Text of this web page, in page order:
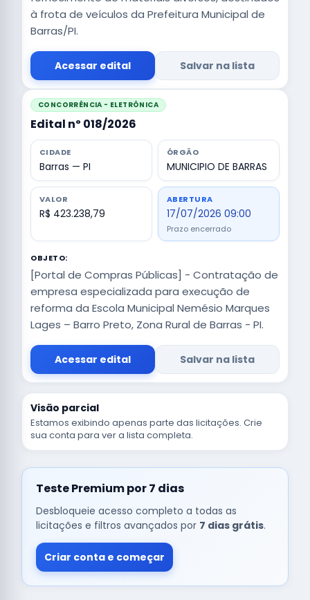
à frota de veículos da Prefeitura Municipal de
Barras/PI.
Acessar edital Salvar na lista
CONCORRÊNCIA - ELETRÔNICA
Edital nº 018/2026
CIDADE
Barras — PI
ÓRGÃO
MUNICIPIO DE BARRAS
VALOR
R$ 423.238,79
ABERTURA
17/07/2026 09:00
Prazo encerrado
OBJETO:
[Portal de Compras Públicas] - Contratação de
empresa especializada para execução de
reforma da Escola Municipal Nemésio Marques
Lages – Barro Preto, Zona Rural de Barras - PI.
Acessar edital Salvar na lista
Visão parcial
Estamos exibindo apenas parte das licitações. Crie
sua conta para ver a lista completa.
Teste Premium por 7 dias
Desbloqueie acesso completo a todas as
licitações e filtros avançados por 7 dias grátis.
Criar conta e começar